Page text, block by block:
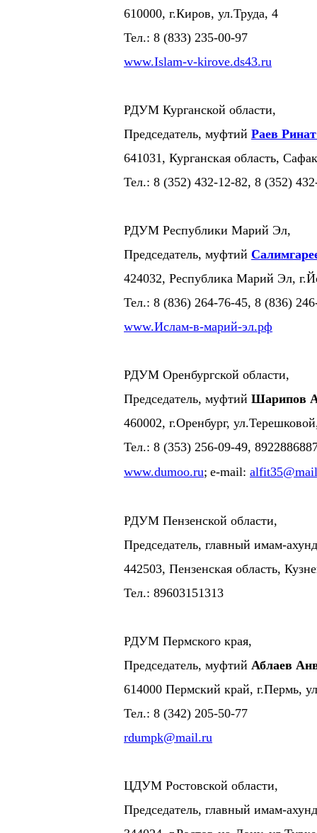
610000, г.Киров, ул.Труда, 4
Тел.: 8 (833) 235-00-97
www.Islam-v-kirove.ds43.ru
РДУМ Курганской области,
Председатель, муфтий Раев
641031, Курганская область,
Тел.: 8 (352) 432-12-82, 8 (352)
РДУМ Республики Марий Эл,
Председатель, муфтий
424032, Республика Марий Эл,
Тел.: 8 (836) 264-76-45, 8 (836)
www.Ислам-в-марий-эл.рф
РДУМ Оренбургской области,
Председатель, муфтий Шарипов
460002, г.Оренбург,
Тел.: 8 (353) 256-09-49,
www.dumoo.ru; e-mail:
РДУМ Пензенской области,
Председатель, главный имам-
442503, Пензенская область,
Тел.: 89603151313
РДУМ Пермского края,
Председатель, муфтий Аблаев
614000 Пермский край, г.Пермь,
Тел.: 8 (342) 205-50-77
rdumpk@mail.ru
ЦДУМ Ростовской области,
Председатель, главный имам-